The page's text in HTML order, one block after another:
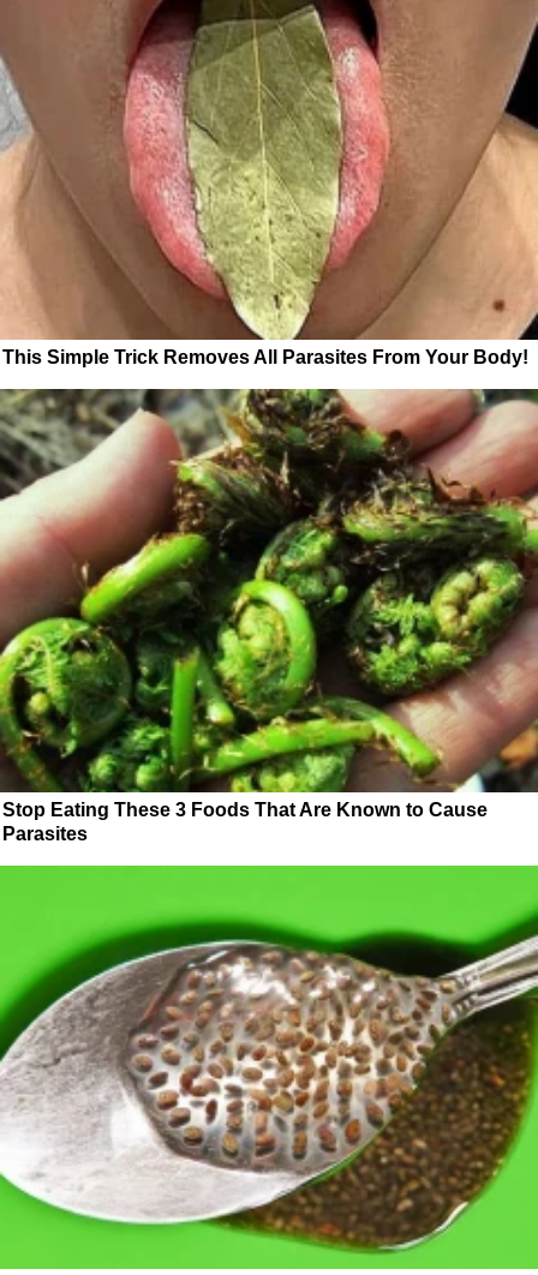
This Simple Trick Removes All Parasites From Your Body!
Stop Eating These 3 Foods That Are Known to Cause
Parasites